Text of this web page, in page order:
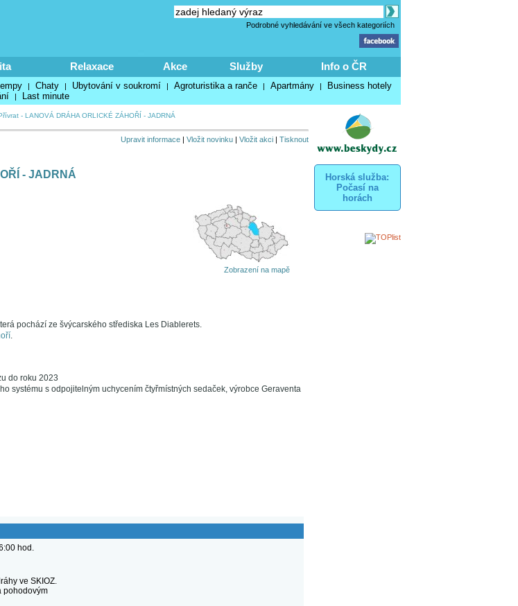
Podrobné vyhledávání ve všech kategoriích
Relaxace Akce Služby Info o ČR
| Chaty | Ubytování v soukromí | Agroturistika a ranče | Apartmány | Business hotely
| Last minute
- LANOVÁ DRÁHA ORLICKÉ ZÁHOŘÍ - JADRNÁ
Upravit informace| Vložit novinku| Vložit akci| Tisknout
- JADRNÁ
Zobrazení na mapě
pochází ze švýcarského střediska Les Diablerets.
.
do roku 2023
systému s odpojitelným uchycením čtyřmístných sedaček, výrobce Geraventa
hod.
ve SKIOZ.
pohodovým
Horská služba:
Počasí na
horách